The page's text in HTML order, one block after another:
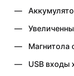
Магнитола
USB входы